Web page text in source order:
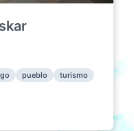
pueblo turismo